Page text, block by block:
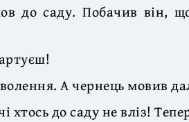
до саду. Побачив він,
А чернець мовив
хтось до саду не вліз!